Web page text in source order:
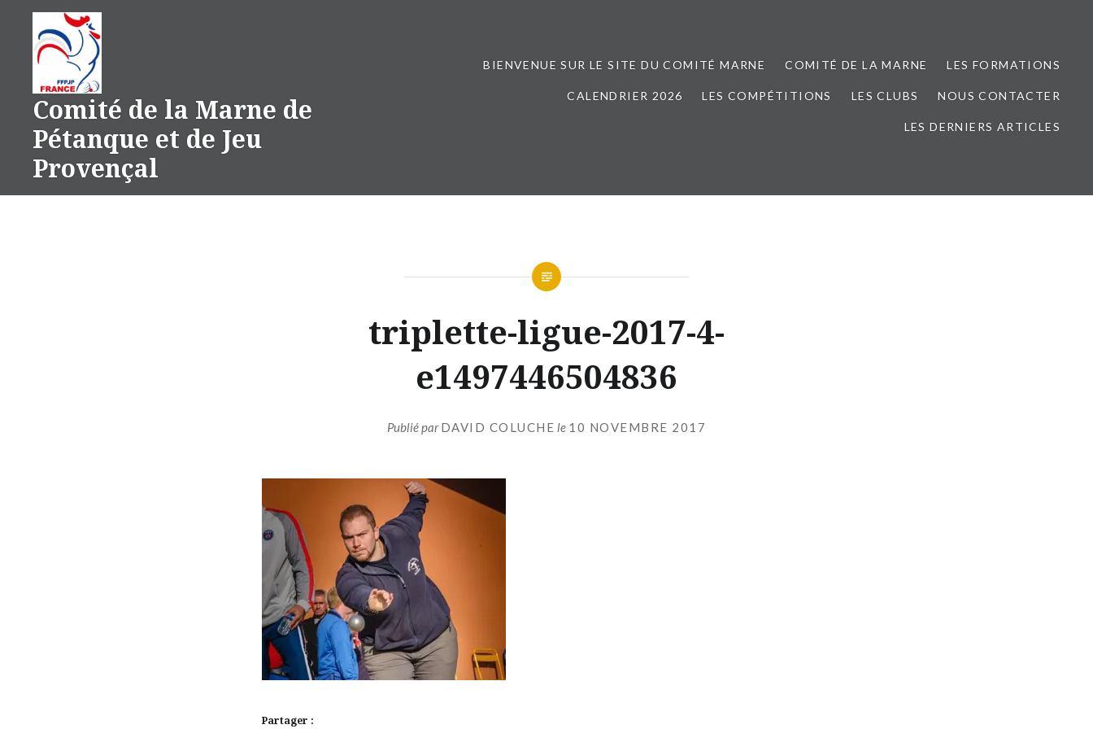
contenu
Comité de la Marne de
Pétanque et de Jeu
Provençal
BIENVENUE SUR LE SITE DU COMITÉ MARNE COMITÉ DE LA MARNE LES FORMATIONS
CALENDRIER 2026 LES COMPÉTITIONS LES CLUBS NOUS CONTACTER
LES DERNIERS ARTICLES
triplette-ligue-2017-4-
e1497446504836
Publié parDAVID COLUCHE le 10 NOVEMBRE 2017
Partager :